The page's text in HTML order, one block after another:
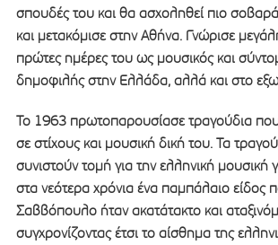
σπουδές του και θα ασχοληθεί πιο
και μετακόμισε στην Αθήνα. Γνώρισε
πρώτες ημέρες του ως μουσικός και
δημοφιλής στην Ελλάδα, αλλά και στο
Το 1963 πρωτοπαρουσίασε τραγούδια που
σε στίχους και μουσική δική του. Τα
συνιστούν τομή για την ελληνική μουσική
στα νεότερα χρόνια ένα παμπάλαιο είδος
Σαββόπουλο ήταν ακατάτακτο και
συγχρονίζοντας έτσι το αίσθημα της